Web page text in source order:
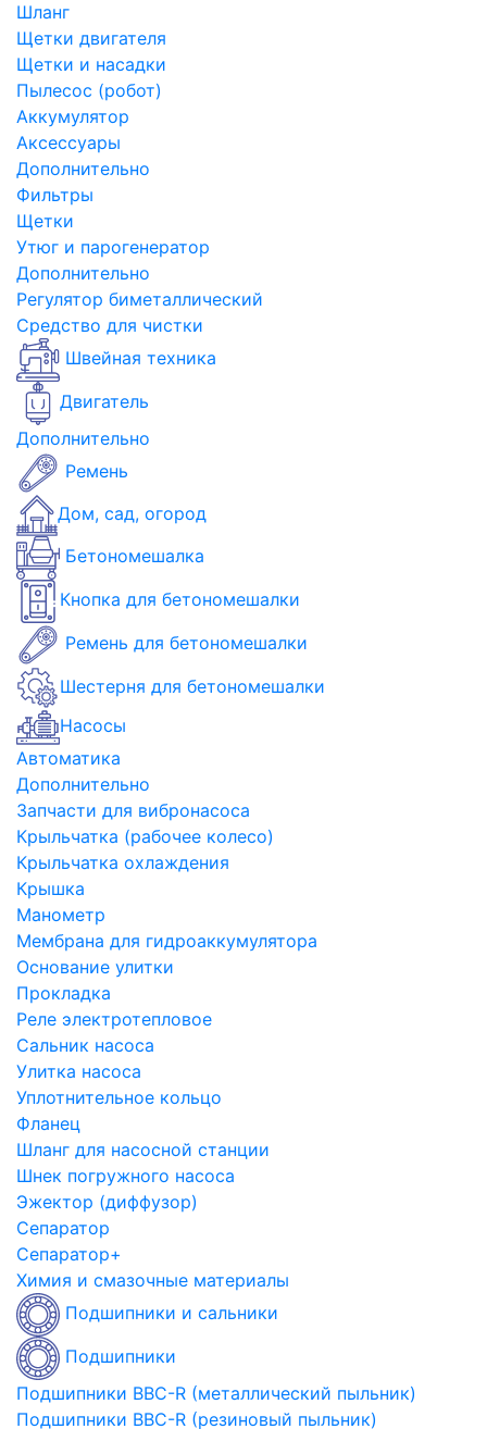
Шланг
Щетки двигателя
Щетки и насадки
Пылесос (робот)
Аккумулятор
Аксессуары
Дополнительно
Фильтры
Щетки
Утюг и парогенератор
Дополнительно
Регулятор биметаллический
Средство для чистки
Швейная техника
Двигатель
Дополнительно
Ремень
Дом, сад, огород
Бетономешалка
Кнопка для бетономешалки
Ремень для бетономешалки
Шестерня для бетономешалки
Насосы
Автоматика
Дополнительно
Запчасти для вибронасоса
Крыльчатка (рабочее колесо)
Крыльчатка охлаждения
Крышка
Манометр
Мембрана для гидроаккумулятора
Основание улитки
Прокладка
Реле электротепловое
Сальник насоса
Улитка насоса
Уплотнительное кольцо
Фланец
Шланг для насосной станции
Шнек погружного насоса
Эжектор (диффузор)
Сепаратор
Сепаратор+
Химия и смазочные материалы
Подшипники и сальники
Подшипники
Подшипники BBC-R (металлический пыльник)
Подшипники BBC-R (резиновый пыльник)